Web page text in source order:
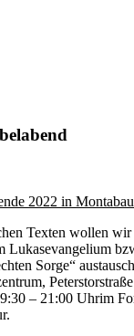
2022 in
Texten wollen
Lukasevangelium
Sorge“
– 21:00 Uhrim